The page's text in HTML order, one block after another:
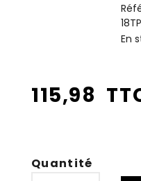
En
115,98
Quantité